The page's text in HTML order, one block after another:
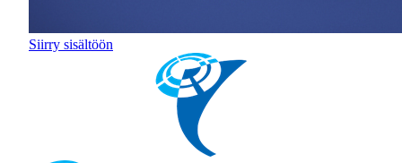
Siirry sisältöön